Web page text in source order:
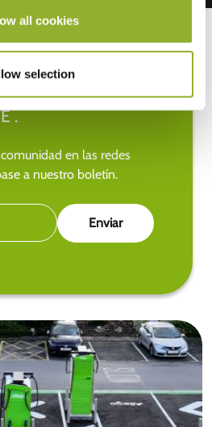
all cookies
selection
día de las últimas
.
en las redes
a nuestro boletín.